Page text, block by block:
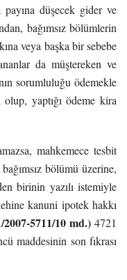
düşecek gider ve
bağımsız bölümlerin
veya başka bir sebebe
da müştereken ve
sorumluluğu ödemekle
yaptığı ödeme kira
mahkemece tesbit
bölümü üzerine,
birinin yazılı istemiyle
kanuni ipotek hakkı
2007-5711/10 md.)4721
maddesinin son fıkrası